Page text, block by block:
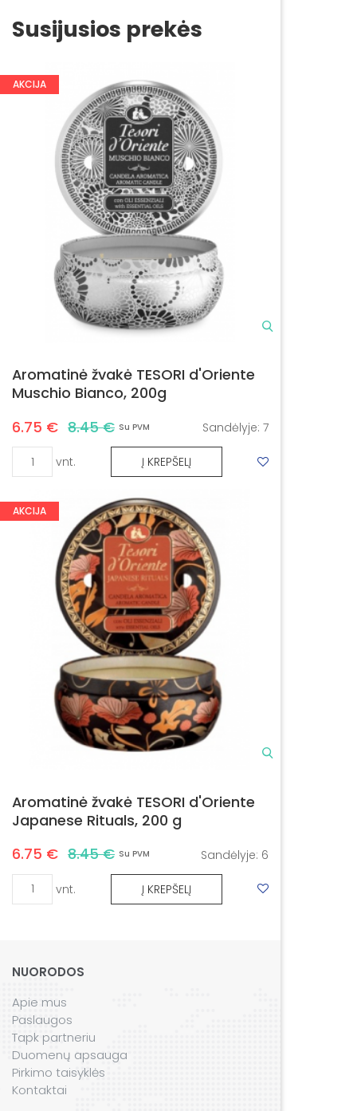
Susijusios prekės
AKCIJA
Aromatinė žvakė TESORI d'Oriente
Muschio Bianco, 200g
6.75 € 8.45 € Su PVM Sandėlyje: 7
vnt. Į KREPŠELĮ
AKCIJA
Aromatinė žvakė TESORI d'Oriente
Japanese Rituals, 200 g
6.75 € 8.45 € Su PVM Sandėlyje: 6
vnt. Į KREPŠELĮ
NUORODOS
Apie mus
Paslaugos
Tapk partneriu
Duomenų apsauga
Pirkimo taisyklės
Kontaktai